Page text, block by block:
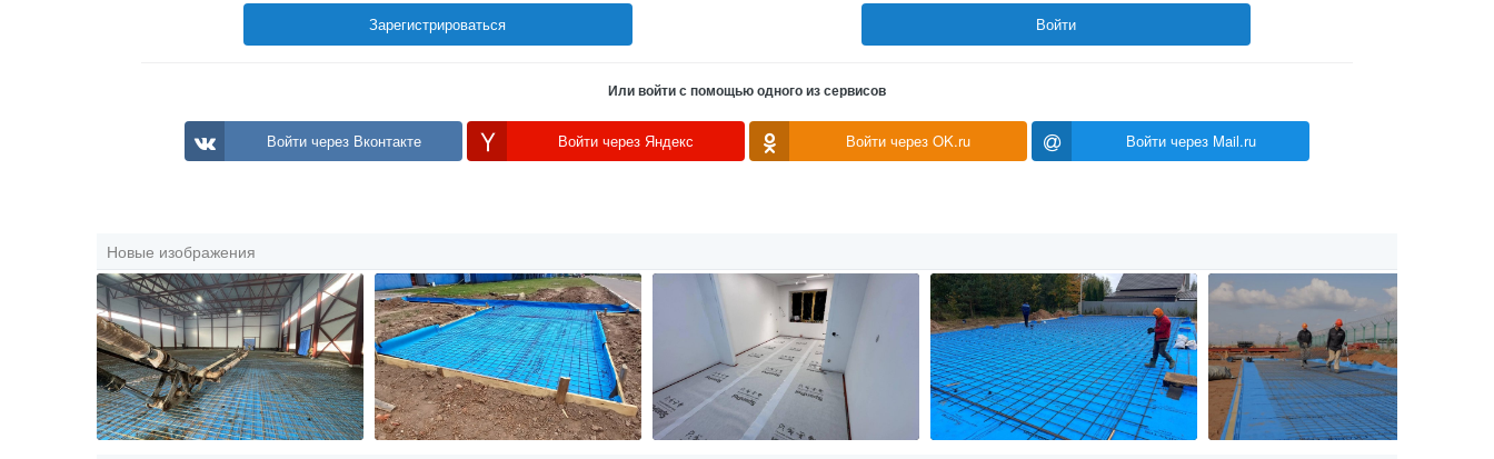
Зарегистрироваться Войти
Или войти с помощью одного из сервисов
Войти через Вконтакте Войти через Яндекс Войти через OK.ru Войти через Mail.ru
Новые изображения